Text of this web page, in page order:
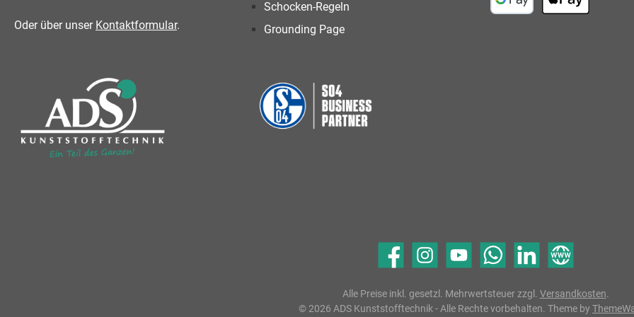
Oder über unser Kontaktformular.
Schocken-Regeln
Grounding Page
FacebookInstagramYouTube WhatsAppLinkedIn Website
Alle Preise inkl. gesetzl. Mehrwertsteuer zzgl. Versandkosten.
© 2026 ADS Kunststofftechnik - Alle Rechte vorbehalten. Theme by